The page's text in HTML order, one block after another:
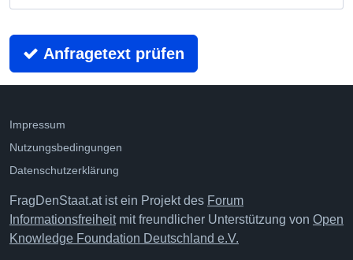
Anfragetext prüfen
Impressum
Nutzungsbedingungen
Datenschutzerklärung
FragDenStaat.at ist ein Projekt des Forum
Informationsfreiheitmit freundlicher Unterstützung von Open
Knowledge Foundation Deutschland e.V.